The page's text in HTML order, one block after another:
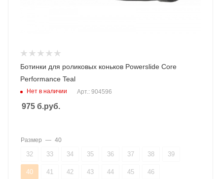
Ботинки для роликовых коньков Powerslide Core
Performance Teal
Нет в наличии Арт.: 904596
975 б.руб.
Размер — 40
32 33 34 35 36 37 38 39
40 41 42 43 44 45 46